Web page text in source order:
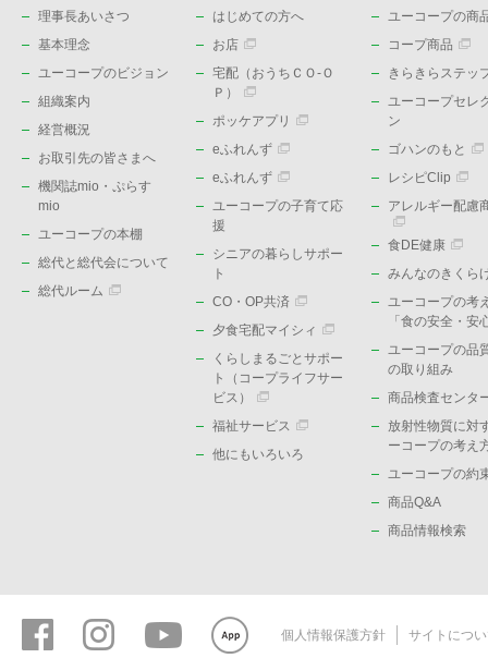
理事長あいさつ
基本理念
ユーコープのビジョン
組織案内
経営概況
お取引先の皆さまへ
機関誌mio・ぷらす
mio
ユーコープの本棚
総代と総代会について
総代ルーム
はじめての方へ
お店
宅配（おうちＣＯ-Ｏ
Ｐ）
ポッケアプリ
eふれんず
eふれんず
ユーコープの子育て応
援
シニアの暮らしサポー
ト
CO・OP共済
夕食宅配マイシィ
くらしまるごとサポー
ト（コープライフサー
ビス）
福祉サービス
他にもいろいろ
ユーコープの商
コープ商品
きらきらステッ
ユーコープセレ
ン
ゴハンのもと
レシピClip
アレルギー配慮
食DE健康
みんなのきくら
ユーコープの考
「食の安全・安
ユーコープの品
の取り組み
商品検査センタ
放射性物質に対
ーコープの考え
ユーコープの約
商品Q&A
商品情報検索
個人情報保護方針 サイトにつ